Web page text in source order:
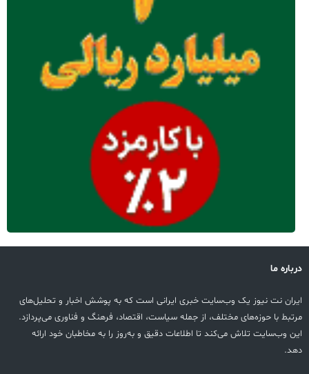
درباره ما
ایران نت نیوز یک وب‌سایت خبری ایرانی است که به پوشش اخبار و تحلیل‌های
مرتبط با حوزه‌های مختلف، از جمله سیاست، اقتصاد، فرهنگ و فناوری می‌پردازد.
این وب‌سایت تلاش می‌کند تا اطلاعات دقیق و به‌روز را به مخاطبان خود ارائه
دهد.